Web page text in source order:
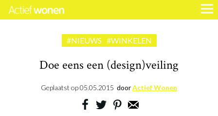
#NIEUWS #WINKELEN
Doe eens een (design)veiling
Geplaatst op05.05.2015 doorActief Wonen